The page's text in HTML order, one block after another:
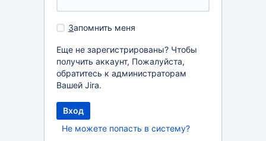
Запомнить меня
Еще не зарегистрированы? Чтобы
получить аккаунт, Пожалуйста,
обратитесь к администраторам
Вашей Jira.
Не можете попасть в систему?